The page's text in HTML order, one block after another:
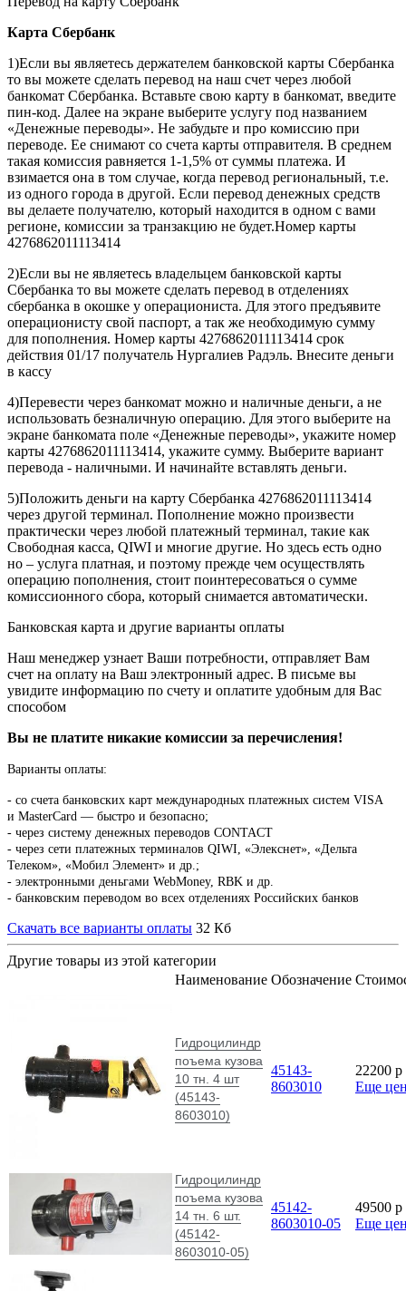
Карта Сбербанк
1)Если вы являетесь держателем банковской карты Сбербанка
то вы можете сделать перевод на наш счет через любой
банкомат Сбербанка. Вставьте свою карту в банкомат, введите
пин-код. Далее на экране выберите услугу под названием
«Денежные переводы». Не забудьте и про комиссию при
переводе. Ее снимают со счета карты отправителя. В среднем
такая комиссия равняется 1-1,5% от суммы платежа. И
взимается она в том случае, когда перевод региональный, т.е.
из одного города в другой. Если перевод денежных средств
вы делаете получателю, который находится в одном с вами
регионе, комиссии за транзакцию не будет.Номер карты
4276862011113414
2)Если вы не являетесь владельцем банковской карты
Сбербанка то вы можете сделать перевод в отделениях
сбербанка в окошке у операциониста. Для этого предъявите
операционисту свой паспорт, а так же необходимую сумму
для пополнения. Номер карты 4276862011113414 срок
действия 01/17 получатель Нургалиев Радэль. Внесите деньги
в кассу
4)Перевести через банкомат можно и наличные деньги, а не
использовать безналичную операцию. Для этого выберите на
экране банкомата поле «Денежные переводы», укажите номер
карты 4276862011113414, укажите сумму. Выберите вариант
перевода - наличными. И начинайте вставлять деньги.
5)Положить деньги на карту Сбербанка 4276862011113414
через другой терминал. Пополнение можно произвести
практически через любой платежный терминал, такие как
Свободная касса, QIWI и многие другие. Но здесь есть одно
но – услуга платная, и поэтому прежде чем осуществлять
операцию пополнения, стоит поинтересоваться о сумме
комиссионного сбора, который снимается автоматически.
Банковская карта и другие варианты оплаты
Наш менеджер узнает Ваши потребности, отправляет Вам
счет на оплату на Ваш электронный адрес. В письме вы
увидите информацию по счету и оплатите удобным для Вас
способом
Вы не платите никакие комиссии за перечисления!
Варианты оплаты:
- со счета банковских карт международных платежных систем VISA
и MasterCard — быстро и безопасно;
- через систему денежных переводов CONTACT
- через сети платежных терминалов QIWI, «Элекснет», «Дельта
Телеком», «Мобил Элемент» и др.;
- электронными деньгами WebMoney, RBK и др.
- банковским переводом во всех отделениях Российских банков
Скачать все варианты оплаты 32 Кб
Другие товары из этой категории
Наименование Обозначение
Гидроцилиндр
поъема кузова
10 тн. 4 шт
(45143-
8603010)
45143-
8603010
22200 p
Еще
Гидроцилиндр
поъема кузова
14 тн. 6 шт.
(45142-
8603010-05)
45142-
8603010-05
49500 p
Еще